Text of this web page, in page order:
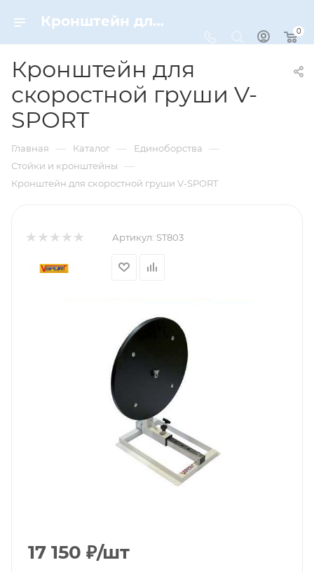
Кронштейн для скоростной груши V-SPORT – купить по цене 17150 руб. в интернет-магазине Dynamic-Sport
0
Кронштейн для
скоростной груши V-
SPORT
Главная — Каталог — Единоборства —
Стойки и кронштейны —
Кронштейн для скоростной груши V-SPORT
Артикул: ST803
17 150 ₽/шт